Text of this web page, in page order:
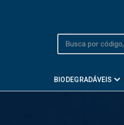
BIODEGRADÁVEIS